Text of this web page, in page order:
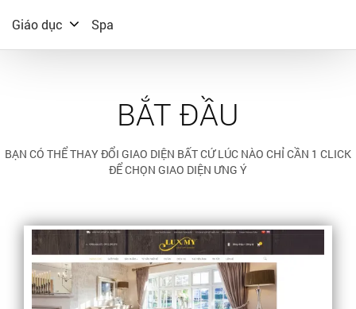
Giáo dục Spa
BẮT ĐẦU
BẠN CÓ THỂ THAY ĐỔI GIAO DIỆN BẤT CỨ LÚC NÀO CHỈ CẦN 1 CLICK
ĐỂ CHỌN GIAO DIỆN ƯNG Ý